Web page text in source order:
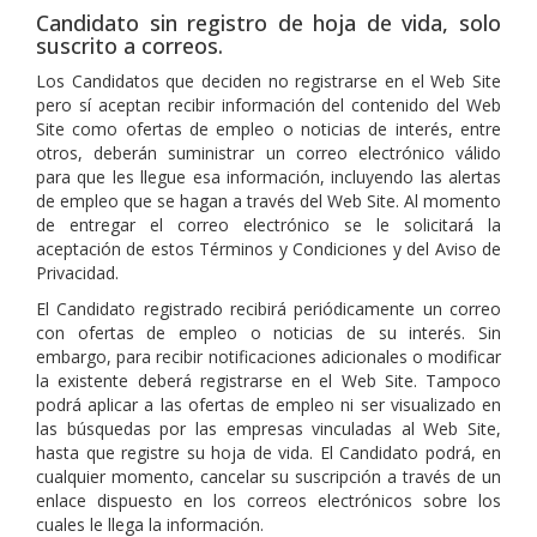
Candidato sin registro de hoja de vida, solo
suscrito a correos.
Los Candidatos que deciden no registrarse en el Web Site
pero sí aceptan recibir información del contenido del Web
Site como ofertas de empleo o noticias de interés, entre
otros, deberán suministrar un correo electrónico válido
para que les llegue esa información, incluyendo las alertas
de empleo que se hagan a través del Web Site. Al momento
de entregar el correo electrónico se le solicitará la
aceptación de estos Términos y Condiciones y del Aviso de
Privacidad.
El Candidato registrado recibirá periódicamente un correo
con ofertas de empleo o noticias de su interés. Sin
embargo, para recibir notificaciones adicionales o modificar
la existente deberá registrarse en el Web Site. Tampoco
podrá aplicar a las ofertas de empleo ni ser visualizado en
las búsquedas por las empresas vinculadas al Web Site,
hasta que registre su hoja de vida. El Candidato podrá, en
cualquier momento, cancelar su suscripción a través de un
enlace dispuesto en los correos electrónicos sobre los
cuales le llega la información.